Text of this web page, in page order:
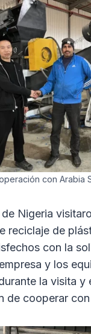
con Arabia
Nigeria
reciclaje de
con la
y los
la visita y
de cooperar